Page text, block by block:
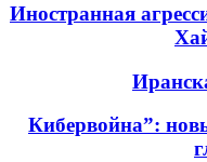
“Иностранная
“Кибервойна”: